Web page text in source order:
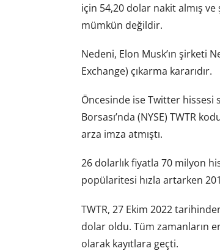
için 54,20 dolar nakit almış
mümkün değildir.
Nedeni, Elon Musk’ın şirketi
Exchange) çıkarma kararıdır.
Öncesinde ise Twitter hissesi
Borsası’nda (NYSE) TWTR
arza imza atmıştı.
26 dolarlık fiyatla 70 milyon
popülaritesi hızla artarken
TWTR, 27 Ekim 2022
dolar oldu. Tüm zamanların
olarak kayıtlara geçti.